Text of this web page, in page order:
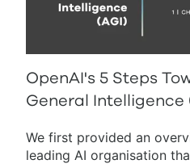
OpenAI's 5 Steps
General Intelligence
We first provided an
leading AI organisation